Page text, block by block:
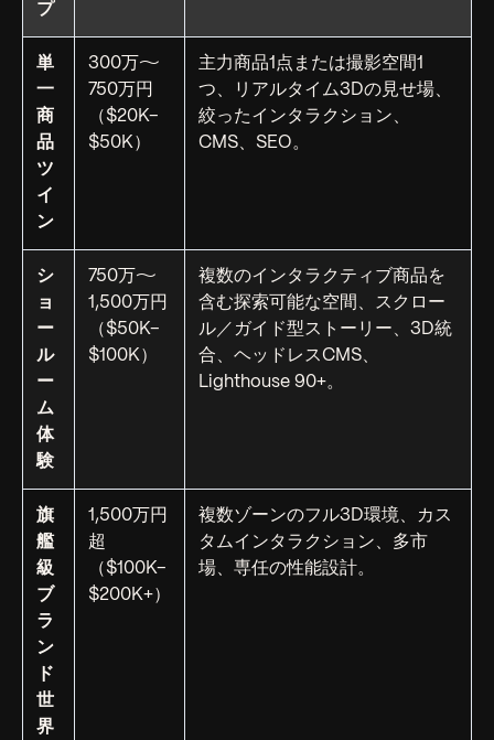
プ
単
一
商
品
ツ
イ
ン
300万〜
750万円
（$20K–
$50K）
主力商品1点または撮影空間1
つ、リアルタイム3Dの見せ場、
絞ったインタラクション、
CMS、SEO。
シ
ョ
ー
ル
ー
ム
体
験
750万〜
1,500万円
（$50K–
$100K）
複数のインタラクティブ商品を
含む探索可能な空間、スクロー
ル／ガイド型ストーリー、3D統
合、ヘッドレスCMS、
Lighthouse 90+。
旗
艦
級
ブ
ラ
ン
ド
世
界
1,500万円
超
（$100K–
$200K+）
複数ゾーンのフル3D環境、カス
タムインタラクション、多市
場、専任の性能設計。